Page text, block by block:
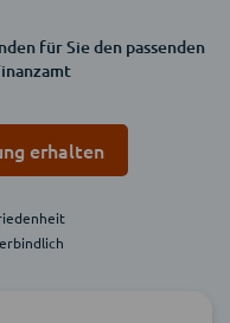
für Sie den passenden
erhalten